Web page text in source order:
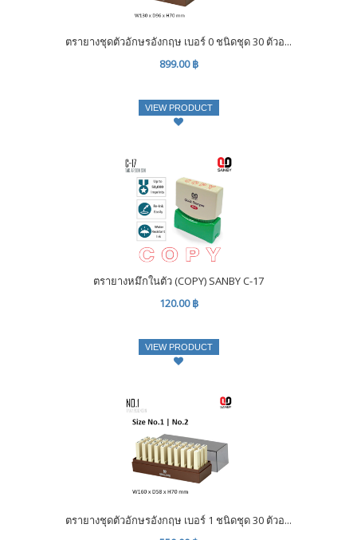
ตรายางชุดตัวอักษรอังกฤษ เบอร์ 0 ชนิดชุด 30 ตัวอ...
899.00 ฿
VIEW PRODUCT
ตรายางหมึกในตัว (COPY) SANBY C-17
120.00 ฿
VIEW PRODUCT
ตรายางชุดตัวอักษรอังกฤษ เบอร์ 1 ชนิดชุด 30 ตัวอ...